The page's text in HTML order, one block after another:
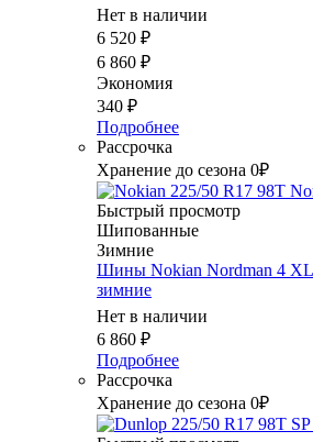
Нет в наличии
6 520 ₽
6 860 ₽
Экономия
340 ₽
Подробнее
Рассрочка
Хранение до сезона 0₽
Быстрый просмотр
Шипованные
Зимние
Шины Nokian Nordman 4 XL
зимние
Нет в наличии
6 860 ₽
Подробнее
Рассрочка
Хранение до сезона 0₽